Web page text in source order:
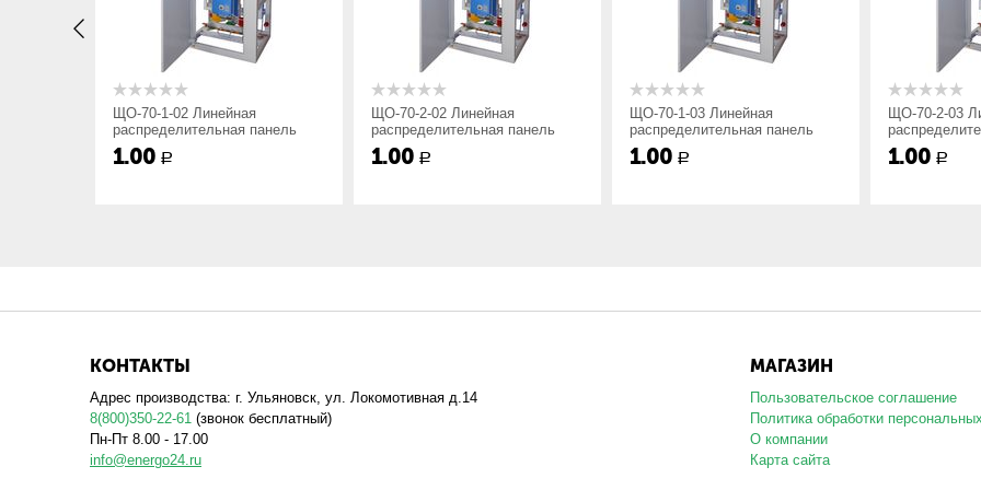
70 - Модификация;
x Порядковый номер электродинамической стойкости:
1 - Электродинамическая стойкость 30kA, высота панели 2200мм;
2 - Электродинамическая стойкость 50kA, высота панели 2200мм;
3 - Электродинамическая стойкость 50kA, высота панели 2000мм;
При расположении комплекта панелей ЩО70 под углом проем между панелями закрывается угловой вставкой. Угол
Мы изготавливаем распределительные и вводные панели стандартного и нестандартного исполнения согласно схеме
панелей ЩО-70 удобным для вас способом.
ЩО-70-1-02 Линейная
распределительная панель
1.00 Р
ЩО-70-2-02 Линейная
распределительная панель
1.00 Р
ЩО-70-1-03 Линейная
распределительная панель
1.00 Р
ЩО-70-2-03
1.00 Р
КОНТАКТЫ
Адрес производства: г. Ульяновск, ул. Локомотивная д.14
8(800)350-22-61 (звонок бесплатный)
Пн-Пт 8.00 - 17.00
info@energo24.ru
МАГАЗИН
Пользовательское соглашение
Политика обработки
О компании
Карта сайта